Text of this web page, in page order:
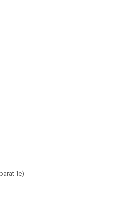
ile)